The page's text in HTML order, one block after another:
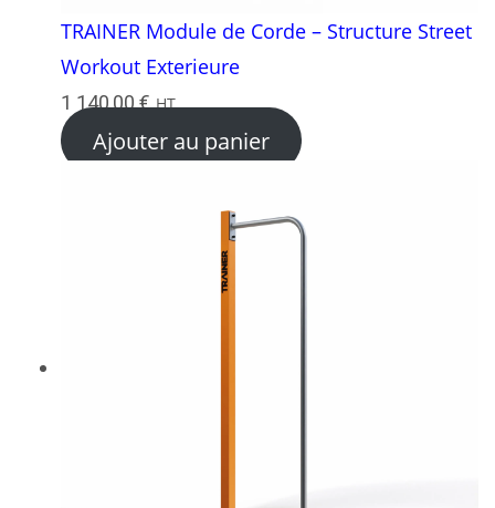
TRAINER Module de Corde – Structure Street
Workout Exterieure
1 140,00€ HT
Ajouter au panier